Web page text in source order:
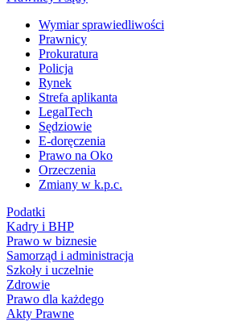
Wymiar sprawiedliwości
Prawnicy
Prokuratura
Policja
Rynek
Strefa aplikanta
LegalTech
Sędziowie
E-doręczenia
Prawo na Oko
Orzeczenia
Zmiany w k.p.c.
Podatki
Kadry i BHP
Prawo w biznesie
Samorząd i administracja
Szkoły i uczelnie
Zdrowie
Prawo dla każdego
Akty Prawne